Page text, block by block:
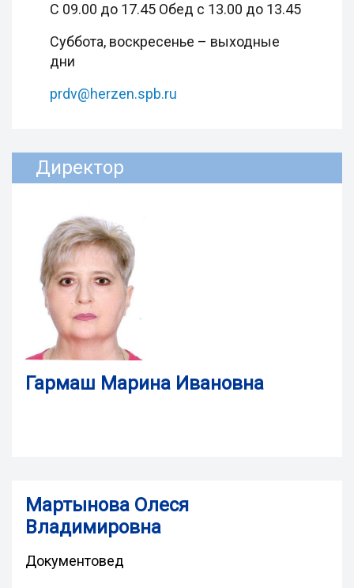
С 09.00 до 17.45 Обед с 13.00 до 13.45
Суббота, воскресенье – выходные
дни
prdv@herzen.spb.ru
Директор
Гармаш Марина Ивановна
Мартынова Олеся
Владимировна
Документовед